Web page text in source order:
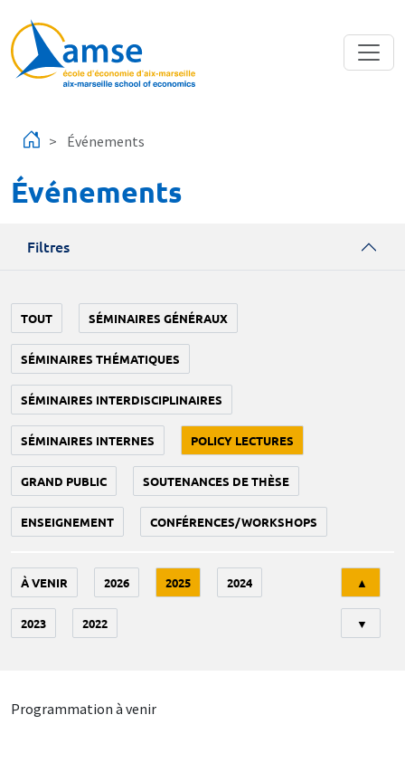
Événements
Événements
Filtres
TOUT SÉMINAIRES GÉNÉRAUX
SÉMINAIRES THÉMATIQUES
SÉMINAIRES INTERDISCIPLINAIRES
SÉMINAIRES INTERNES POLICY LECTURES
GRAND PUBLIC SOUTENANCES DE THÈSE
ENSEIGNEMENT CONFÉRENCES/WORKSHOPS
À VENIR 2026 2025 2024
2023 2022
▲
▼
Programmation à venir